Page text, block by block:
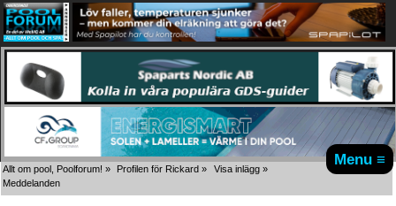
Menu ≡
Allt om pool, Poolforum! » Profilen för Rickard » Visa inlägg»
Meddelanden